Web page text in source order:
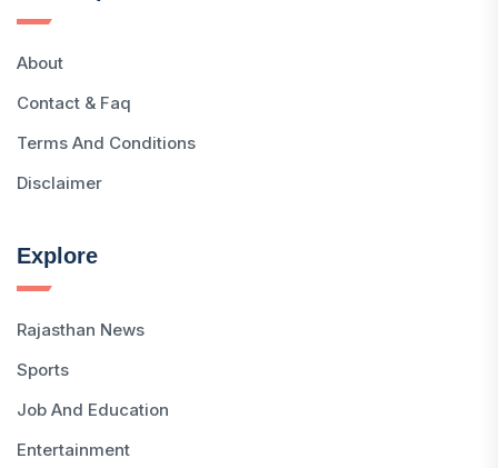
About
Contact & Faq
Terms And Conditions
Disclaimer
Explore
Rajasthan News
Sports
Job And Education
Entertainment